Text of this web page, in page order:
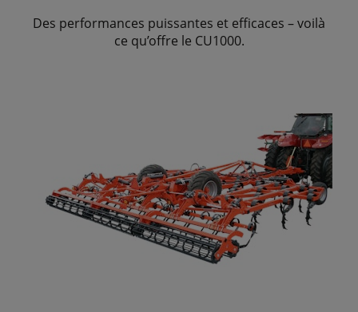
Des performances puissantes et efficaces – voilà
ce qu’offre le CU1000.